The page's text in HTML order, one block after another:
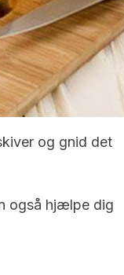
og gnid det
også hjælpe dig